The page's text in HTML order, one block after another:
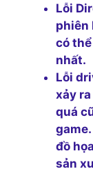
Lỗi
phiên
có
nhất.
Lỗi
xảy
quá
đồ
sản